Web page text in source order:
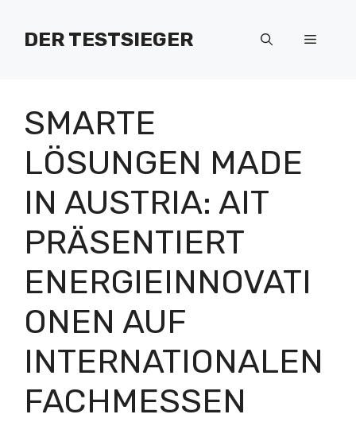
Inhalt
springenDER TESTSIEGER Menü
SMARTE
LÖSUNGEN MADE
IN AUSTRIA: AIT
PRÄSENTIERT
ENERGIEINNOVATI
ONEN AUF
INTERNATIONALEN
FACHMESSEN